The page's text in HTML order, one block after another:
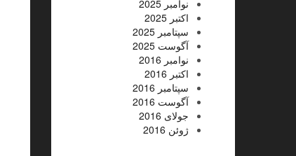
نوامبر 2025
اکتبر 2025
سپتامبر 2025
آگوست 2025
نوامبر 2016
اکتبر 2016
سپتامبر 2016
آگوست 2016
جولای 2016
ژوئن 2016